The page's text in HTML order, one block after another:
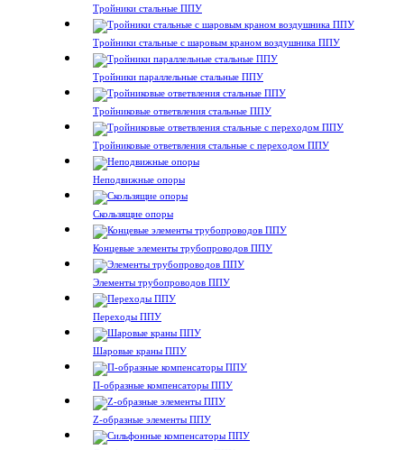
Тройники стальные ППУ
Тройники стальные с шаровым краном воздушника ППУ
Тройники параллельные стальные ППУ
Тройниковые ответвления стальные ППУ
Тройниковые ответвления стальные с переходом ППУ
Неподвижные опоры
Скользящие опоры
Концевые элементы трубопроводов ППУ
Элементы трубопроводов ППУ
Переходы ППУ
Шаровые краны ППУ
П-образные компенсаторы ППУ
Z-образные элементы ППУ